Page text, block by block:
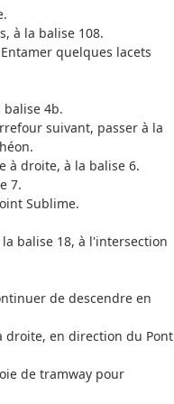
à la balise 108.
quelques lacets
balise 4b.
suivant, passer à la
à droite, à la balise 6.
7.
Sublime.
balise 18, à l'intersection
de descendre en
droite, en direction du Pont
de tramway pour